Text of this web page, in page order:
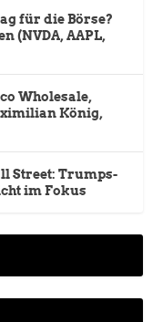
für die Börse?
(NVDA, AAPL,
Wholesale,
König,
Street: Trumps-
im Fokus